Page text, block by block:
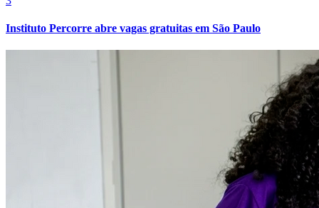
Instituto Percorre abre vagas gratuitas em São Paulo